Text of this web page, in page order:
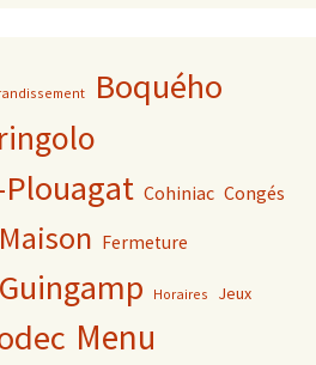
Boquého
Cohiniac Congés
Fermeture
Guingamp Horaires Jeux
Menu